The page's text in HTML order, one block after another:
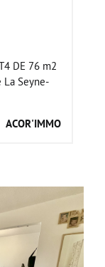
DE 76 m2
Seyne-
ACOR'IMMO